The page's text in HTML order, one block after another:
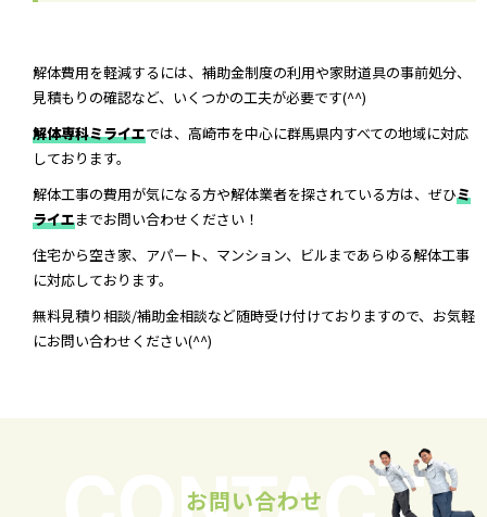
解体費用を軽減するには、補助金制度の利用や家財道具の事前処分、
見積もりの確認など、いくつかの工夫が必要です(^^)
解体専科ミライエでは、高崎市を中心に群馬県内すべての地域に対応
しております。
解体工事の費用が気になる方や解体業者を探されている方は、ぜひミ
ライエまでお問い合わせください！
住宅から空き家、アパート、マンション、ビルまであらゆる解体工事
に対応しております。
無料見積り相談/補助金相談など随時受け付けておりますので、お気軽
にお問い合わせください(^^)
お問い合わせ